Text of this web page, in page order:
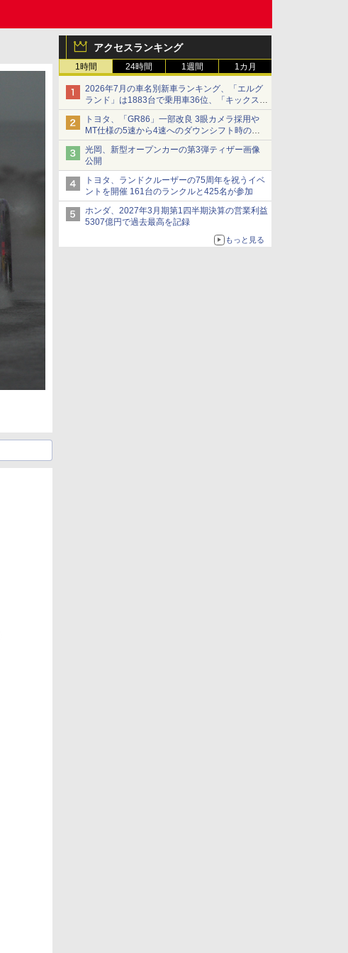
アクセスランキング
1時間 24時間 1週間 1カ月
2026年7月の車名別新車ランキング、「エルグ
ランド」は1883台で乗用車36位、「キックス」
は2591台で27位に
トヨタ、「GR86」一部改良 3眼カメラ採用や
MT仕様の5速から4速へのダウンシフト時の操
作性向上など
光岡、新型オープンカーの第3弾ティザー画像
公開
トヨタ、ランドクルーザーの75周年を祝うイベ
ントを開催 161台のランクルと425名が参加
ホンダ、2027年3月期第1四半期決算の営業利益
5307億円で過去最高を記録
もっと見る